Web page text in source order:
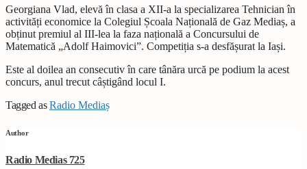
Georgiana Vlad, elevă în clasa a XII-a la specializarea Tehnician în
activități economice la Colegiul Școala Națională de Gaz Mediaș, a
obținut premiul al III-lea la faza națională a Concursului de
Matematică „Adolf Haimovici”. Competiția s-a desfășurat la Iași.
Este al doilea an consecutiv în care tânăra urcă pe podium la acest
concurs, anul trecut câștigând locul I.
Tagged asRadio Mediaș
Author
Radio Medias 725